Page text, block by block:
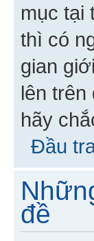
mục tại
thì có
gian
lên trên
hãy
Đầu
đề